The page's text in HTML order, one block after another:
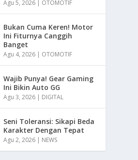
Agu 5, 2026 | OTOMOTIF
Bukan Cuma Keren! Motor
Ini Fiturnya Canggih
Banget
Agu 4, 2026 | OTOMOTIF
Wajib Punya! Gear Gaming
Ini Bikin Auto GG
Agu 3, 2026 | DIGITAL
Seni Toleransi: Sikapi Beda
Karakter Dengan Tepat
Agu 2, 2026 | NEWS